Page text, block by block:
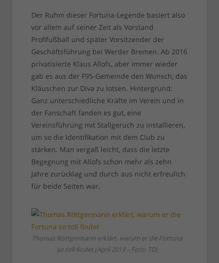
Der Ruhm dieser Fortuna-Legende basiert also
vor allem auf seiner Zeit als Vorstand
Profifußball und später Vorsitzender der
Geschäftsführung bei Werder Bremen. Ab 2016
privatisierte Klaus Allofs, aber immer wieder
gab es aus der F95-Gemeinde den Wunsch, das
Kläuschen zur Diva zu lotsen. Hintergrund:
Ganz unterschiedliche Kräfte im Verein und in
der Fanschaft fanden es gut, eine
Vereinsführung mit Stallgeruch zu installieren,
um so die Identifikation mit dem Club zu
stärken. Man vergaß leicht, dass die letzte
Begegnung mit Allofs schon mehr als zehn
Jahre zurücklag und durch aus nicht erfreulich
für beide Seiten war.
Thomas Röttgermann erklärt, warum er die Fortuna
so toll findet (April 2019 – Foto: TD)